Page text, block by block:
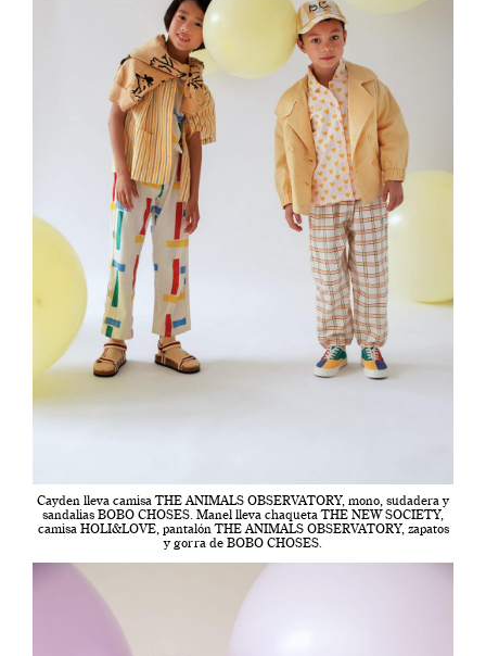
Cayden lleva camisa THE ANIMALS OBSERVATORY, mono, sudadera y
sandalias BOBO CHOSES. Manel lleva chaqueta THE NEW SOCIETY,
camisa HOLI&LOVE, pantalón THE ANIMALS OBSERVATORY, zapatos
y gorra de BOBO CHOSES.